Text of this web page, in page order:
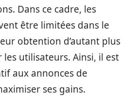
Dans ce cadre, les
être limitées dans le
obtention d’autant plus
utilisateurs. Ainsi, il est
aux annonces de
ses gains.